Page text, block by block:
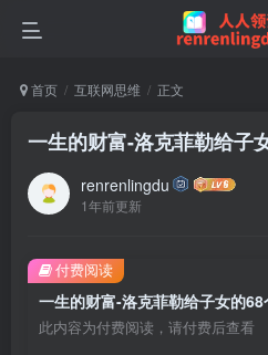
首页 互联网思维 正文
一生的财富-洛克菲勒给子
renrenlingdu
1年前更新
一生的财富-洛克菲勒给子女的68
此内容为付费阅读，请付费后查看
付费阅读